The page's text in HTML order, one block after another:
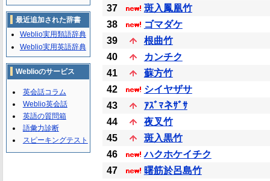
37
斑入鳳凰竹
38
ゴマダケ
39
根曲竹
40
カンチク
41
蘇方竹
42
シイヤザサ
43
ｱｽﾞﾏネｻﾞｻ
44
夜叉竹
45
斑入黒竹
46
ハクホケイチク
47
曙筋於呂島竹
最近追加された辞書
Weblio実用類語辞典
Weblio実用英語辞典
Weblioのサービス
英会話コラム
Weblio英会話
英語の質問箱
語彙力診断
スピーキングテスト